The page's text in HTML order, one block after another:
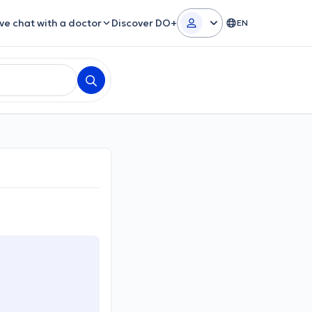
chat with a doctor Discover DO+ EN